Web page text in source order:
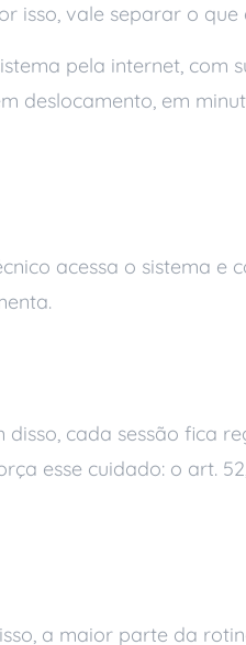
isso, vale separar o
pela internet, com
deslocamento, em
acessa o sistema e
cada sessão fica
esse cuidado: o art.
a maior parte da